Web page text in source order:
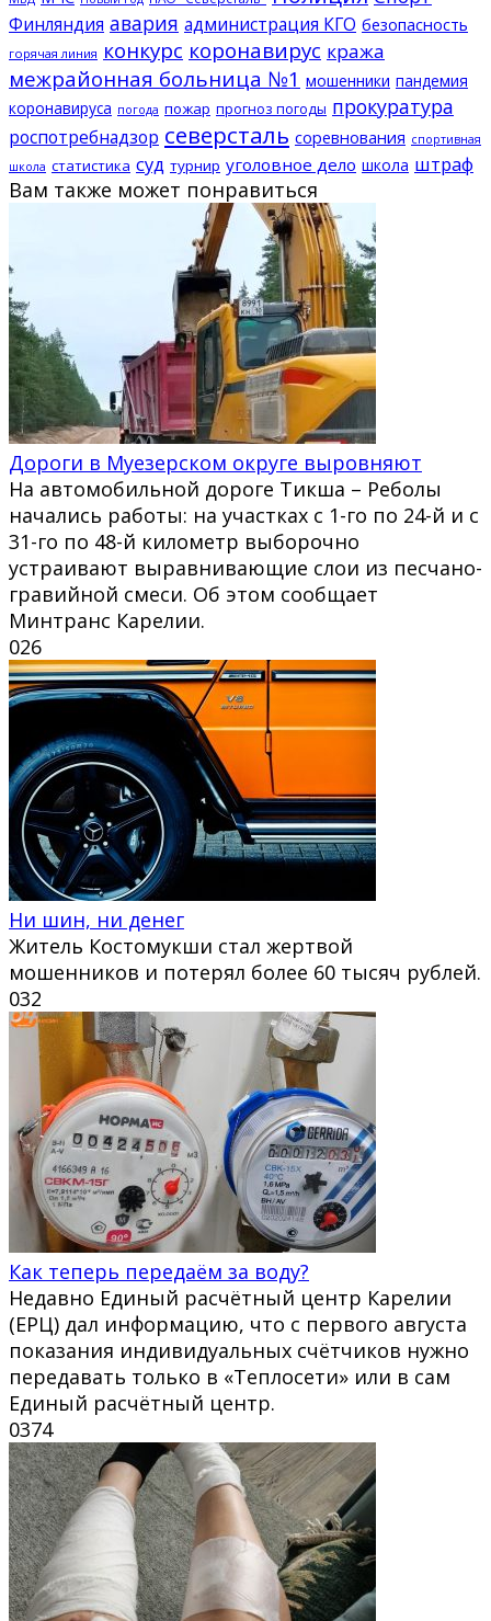
Финляндия авария администрация КГО безопасность
горячая линия конкурс коронавирус кража
межрайонная больница №1 мошенники пандемия
коронавируса погода пожар прогноз погоды прокуратура
роспотребнадзор северсталь соревнования спортивная
школа статистика суд турнир уголовное дело школа штраф
Вам также может понравиться
Дороги в Муезерском округе выровняют
На автомобильной дороге Тикша – Реболы
начались работы: на участках с 1-го по 24-й и с
31-го по 48-й километр выборочно
устраивают выравнивающие слои из песчано-
гравийной смеси. Об этом сообщает
Минтранс Карелии.
026
Ни шин, ни денег
Житель Костомукши стал жертвой
мошенников и потерял более 60 тысяч рублей.
032
Как теперь передаём за воду?
Недавно Единый расчётный центр Карелии
(ЕРЦ) дал информацию, что с первого августа
показания индивидуальных счётчиков нужно
передавать только в «Теплосети» или в сам
Единый расчётный центр.
0374